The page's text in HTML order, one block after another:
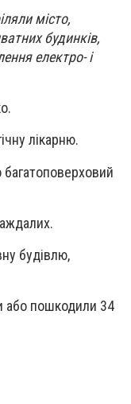
місто,
будинків,
електро- і
лікарню.
будівлю,
або пошкодили 34